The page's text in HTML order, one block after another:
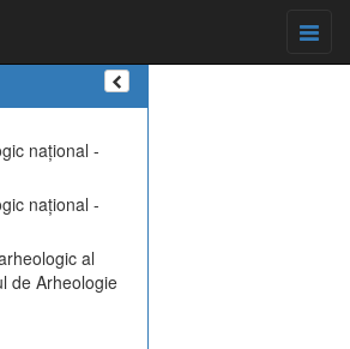
național -
național -
al
de Arheologie